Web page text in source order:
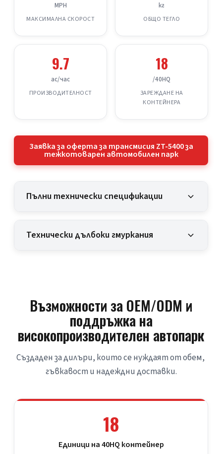
MPH
МАКСИМАЛНА СКОРОСТ
кг
ОБЩО ТЕГЛО
9.7
ac/час
ПРОИЗВОДИТЕЛНОСТ
18
/40HQ
ЗАРЕЖДАНЕ НА
КОНТЕЙНЕРА
Заявка за оферта за трансмисия ZT-5400 за
тежкотоварен автомобилен парк
Пълни технически спецификации
Технически дълбоки гмуркания
Възможности за OEM/ODM и
поддръжка на
високопроизводителен автопарк
Създаден за дилъри, които се нуждаят от обем,
гъвкавост и надеждни доставки.
18
Единици на 40HQ контейнер